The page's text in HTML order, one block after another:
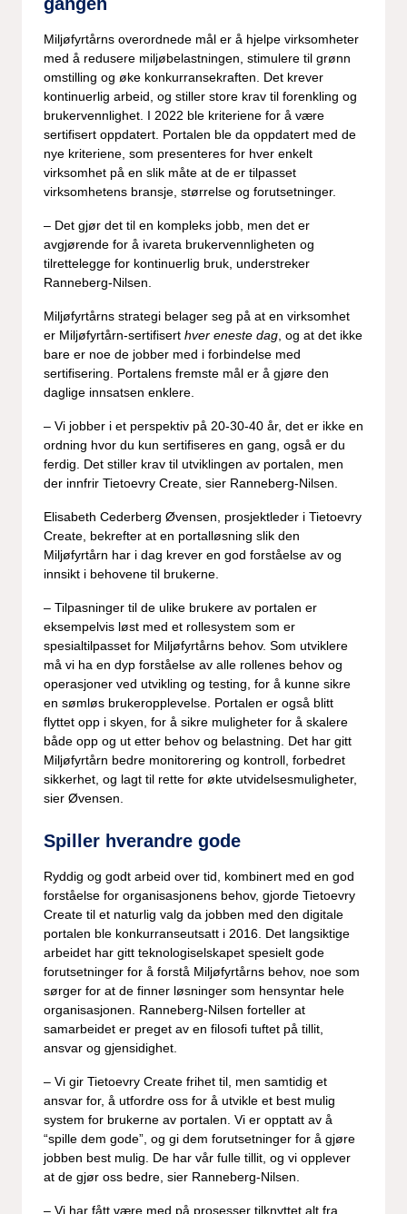
Miljøfyrtårns overordnede mål er å hjelpe virksomheter
med å redusere miljøbelastningen, stimulere til grønn
omstilling og øke konkurransekraften. Det krever
kontinuerlig arbeid, og stiller store krav til forenkling og
brukervennlighet. I 2022 ble kriteriene for å være
sertifisert oppdatert. Portalen ble da oppdatert med de
nye kriteriene, som presenteres for hver enkelt
virksomhet på en slik måte at de er tilpasset
virksomhetens bransje, størrelse og forutsetninger.
­­– Det gjør det til en kompleks jobb, men det er
avgjørende for å ivareta brukervennligheten og
tilrettelegge for kontinuerlig bruk, understreker
Ranneberg-Nilsen.
Miljøfyrtårns strategi belager seg på at en virksomhet
er Miljøfyrtårn-sertifisert hver eneste dag , og at det ikke
bare er noe de jobber med i forbindelse med
sertifisering. Portalens fremste mål er å gjøre den
daglige innsatsen enklere.
– Vi jobber i et perspektiv på 20-30-40 år, det er ikke en
ordning hvor du kun sertifiseres en gang, også er du
ferdig. Det stiller krav til utviklingen av portalen, men
der innfrir Tietoevry Create, sier Ranneberg-Nilsen.
Elisabeth Cederberg Øvensen, prosjektleder i Tietoevry
Create, bekrefter at en portalløsning slik den
Miljøfyrtårn har i dag krever en god forståelse av og
innsikt i behovene til brukerne.
– Tilpasninger til de ulike brukere av portalen er
eksempelvis løst med et rollesystem som er
spesialtilpasset for Miljøfyrtårns behov. Som utviklere
må vi ha en dyp forståelse av alle rollenes behov og
operasjoner ved utvikling og testing, for å kunne sikre
en sømløs brukeropplevelse. Portalen er også blitt
flyttet opp i skyen, for å sikre muligheter for å skalere
både opp og ut etter behov og belastning. Det har gitt
Miljøfyrtårn bedre monitorering og kontroll, forbedret
sikkerhet, og lagt til rette for økte utvidelsesmuligheter,
sier Øvensen.
Spiller hverandre gode
Ryddig og godt arbeid over tid, kombinert med en god
forståelse for organisasjonens behov, gjorde Tietoevry
Create til et naturlig valg da jobben med den digitale
portalen ble konkurranseutsatt i 2016. Det langsiktige
arbeidet har gitt teknologiselskapet spesielt gode
forutsetninger for å forstå Miljøfyrtårns behov, noe som
sørger for at de finner løsninger som hensyntar hele
organisasjonen. Ranneberg-Nilsen forteller at
samarbeidet er preget av en filosofi tuftet på tillit,
ansvar og gjensidighet.
– Vi gir Tietoevry Create frihet til, men samtidig et
ansvar for, å utfordre oss for å utvikle et best mulig
system for brukerne av portalen. Vi er opptatt av å
“spille dem gode”, og gi dem forutsetninger for å gjøre
jobben best mulig. De har vår fulle tillit, og vi opplever
at de gjør oss bedre, sier Ranneberg-Nilsen.
– Vi har fått være med på prosesser tilknyttet alt fra